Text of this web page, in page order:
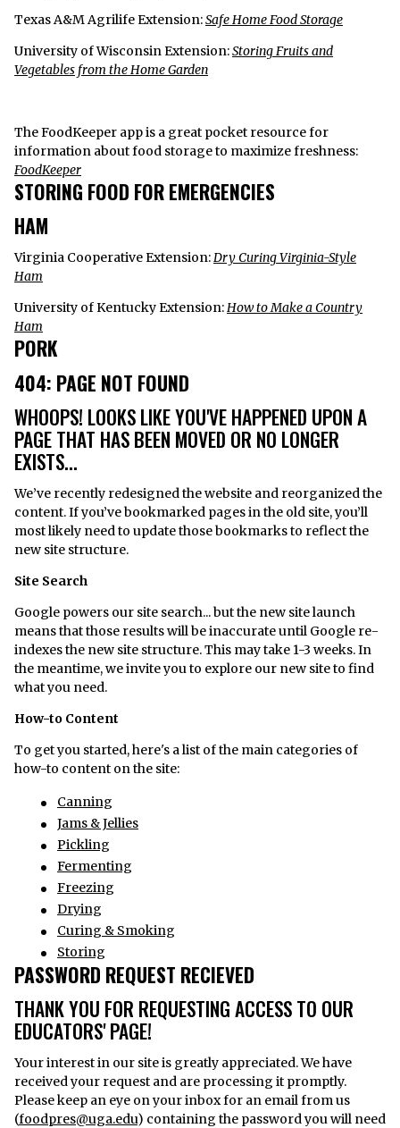
Texas A&M Agrilife Extension:Safe Home Food Storage
University of Wisconsin Extension:Storing Fruits and
Vegetables from the Home Garden
The FoodKeeper app is a great pocket resource for
information about food storage to maximize freshness:
FoodKeeper
STORING FOOD FOR EMERGENCIES
HAM
Virginia Cooperative Extension:Dry Curing Virginia-Style
Ham
University of Kentucky Extension:How to Make a Country
Ham
PORK
404: PAGE NOT FOUND
WHOOPS! LOOKS LIKE YOU'VE HAPPENED UPON A
PAGE THAT HAS BEEN MOVED OR NO LONGER
EXISTS...
​We’ve recently redesigned the website and reorganized the
content. If you’ve bookmarked pages in the old site, you’ll
most likely need to update those bookmarks to reflect the
new site structure.
Site Search
Google powers our site search... but the new site launch
means that those results will be inaccurate until Google re-
indexes the new site structure. This may take 1-3 weeks. In
the meantime, we invite you to explore our new site to find
what you need.
How-to Content
To get you started, here's a list of the main categories of
how-to content on the site:
Canning
Jams & Jellies
Pickling
Fermenting
Freezing
Drying
Curing & Smoking
Storing
PASSWORD REQUEST RECIEVED
THANK YOU FOR REQUESTING ACCESS TO OUR
EDUCATORS' PAGE!
Your interest in our site is greatly appreciated. We have
received your request and are processing it promptly.
Please keep an eye on your inbox for an email from us
(foodpres@uga.edu) containing the password you will need